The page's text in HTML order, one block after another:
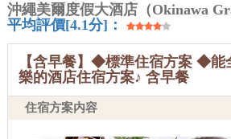
沖繩美爾度假大酒店（Okinawa
平均評價[4.1分]：
【含早餐】◆標準住宿方案 ◆能
樂的酒店住宿方案♪ 含早餐
住宿方案内容